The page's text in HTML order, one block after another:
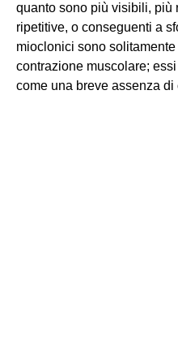
quanto sono più visibili, più
ripetitive, o conseguenti a
mioclonici sono
contrazione muscolare;
come una breve assenza di